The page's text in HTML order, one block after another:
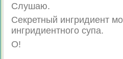
Слушаю.
Секретный ингридиент
ингридиентного супа.
О!